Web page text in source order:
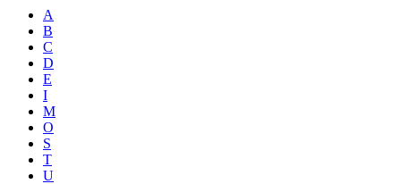
A
B
C
D
E
I
M
O
S
T
U